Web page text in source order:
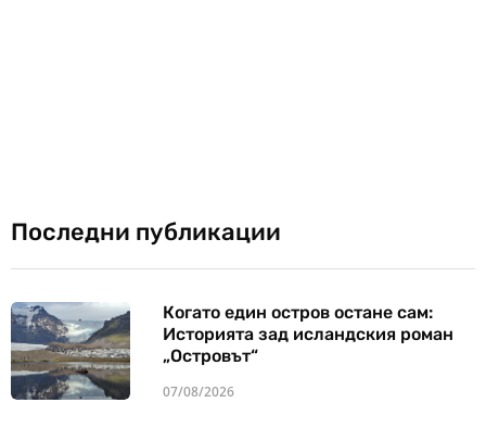
Последни публикации
Когато един остров остане сам:
Историята зад исландския роман
„Островът“
07/08/2026